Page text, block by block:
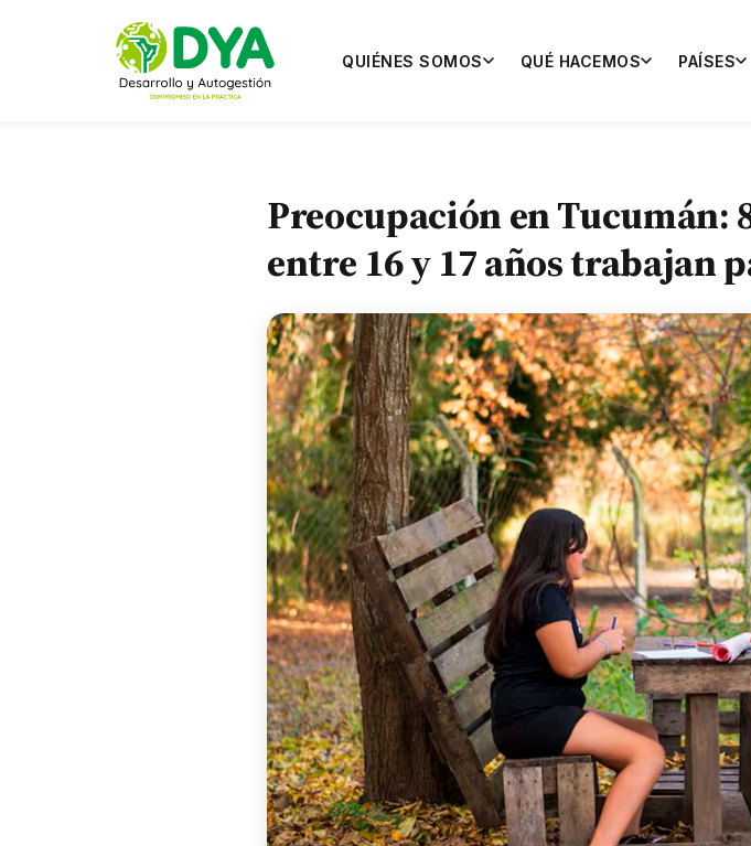
QUIÉNES SOMOS QUÉ HACEMOS PAÍSES
Preocupación en Tucumán:
entre 16 y 17 años trabajan